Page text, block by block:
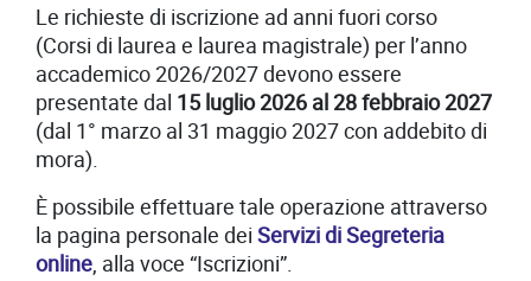
Le richieste di iscrizione ad anni fuori corso
(Corsi di laurea e laurea magistrale) per l’anno
accademico 2026/2027 devono essere
presentate dal 15 luglio 2026 al 28 febbraio 2027
(dal 1° marzo al 31 maggio 2027 con addebito di
mora).
È possibile effettuare tale operazione attraverso
la pagina personale dei Servizi di Segreteria
online, alla voce “Iscrizioni”.